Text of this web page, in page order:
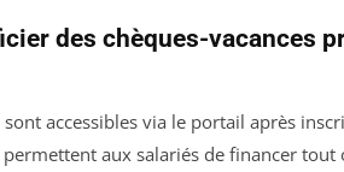
des chèques-vacances
sont accessibles via le portail après
permettent aux salariés de financer tout